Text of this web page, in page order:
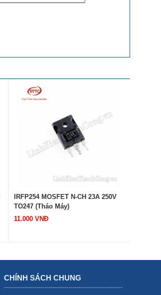
IRFP254 MOSFET N-CH 23A 250V
TO247 (Tháo Máy)
11.000 VNĐ
CHÍNH SÁCH CHUNG